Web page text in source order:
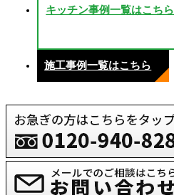
キッチン事例一覧はこちら
施工事例一覧はこちら